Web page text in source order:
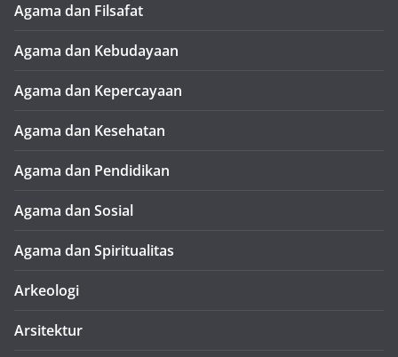
Agama dan Filsafat
Agama dan Kebudayaan
Agama dan Kepercayaan
Agama dan Kesehatan
Agama dan Pendidikan
Agama dan Sosial
Agama dan Spiritualitas
Arkeologi
Arsitektur